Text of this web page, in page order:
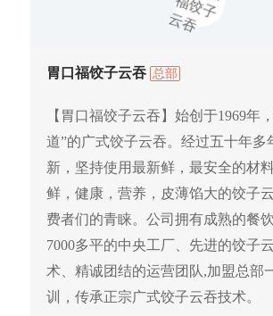
胃口福饺子云吞 总部
【胃口福饺子云吞】始创于1969年
道”的广式饺子云吞。经过五十年多
新，坚持使用最新鲜，最安全的材
鲜，健康，营养，皮薄馅大的饺子
费者们的青睐。公司拥有成熟的餐
7000多平的中央工厂、先进的饺子
术、精诚团结的运营团队,加盟总部
训，传承正宗广式饺子云吞技术。